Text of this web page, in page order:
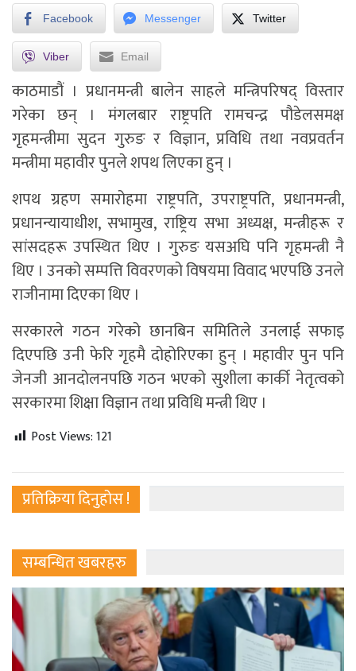
Facebook Messenger Twitter
Viber Email
काठमाडौं । प्रधानमन्त्री बालेन साहले मन्त्रिपरिषद् विस्तार
गरेका छन् । मंगलबार राष्ट्रपति रामचन्द्र पौडेलसमक्ष
गृहमन्त्रीमा सुदन गुरुङ र विज्ञान, प्रविधि तथा नवप्रवर्तन
मन्त्रीमा महावीर पुनले शपथ लिएका हुन् ।
शपथ ग्रहण समारोहमा राष्ट्रपति, उपराष्ट्रपति, प्रधानमन्त्री,
प्रधानन्यायाधीश, सभामुख, राष्ट्रिय सभा अध्यक्ष, मन्त्रीहरू र
सांसदहरू उपस्थित थिए । गुरुङ यसअघि पनि गृहमन्त्री नै
थिए । उनको सम्पत्ति विवरणको विषयमा विवाद भएपछि उनले
राजीनामा दिएका थिए ।
सरकारले गठन गरेको छानबिन समितिले उनलाई सफाइ
दिएपछि उनी फेरि गृहमै दोहोरिएका हुन् । महावीर पुन पनि
जेनजी आनदोलनपछि गठन भएको सुशीला कार्की नेतृत्वको
सरकारमा शिक्षा विज्ञान तथा प्रविधि मन्त्री थिए ।
Post Views:121
प्रतिक्रिया दिनुहोस !
सम्बन्धित खबरहरु